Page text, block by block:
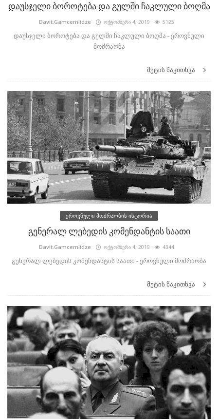
დაუსჯელი ბოროტება და გულში ჩაკლული ბოღმა
Davit.Gamcemlidze ოქტომბერი 4, 2019 5125
დაუსჯელი ბოროტება და გულში ჩაკლული ბოღმა - ეროვნული
მოძრაობა
მეტის წაკითხვა
ეროვნული მოძრაობის ისტორია
გენერალ ლებედის კომენდანტის საათი
Davit.Gamcemlidze ოქტომბერი 4, 2019 4344
გენერალ ლებედის კომენდანტის საათი - ეროვნული მოძრაობა
მეტის წაკითხვა